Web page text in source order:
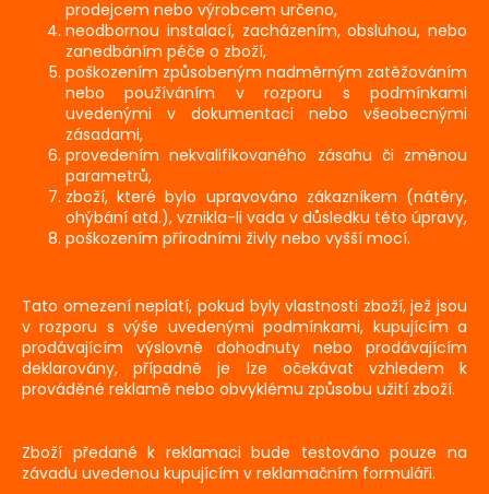
prodejcem nebo výrobcem určeno,
neodbornou instalací, zacházením, obsluhou, nebo
zanedbáním péče o zboží,
poškozením způsobeným nadměrným zatěžováním
nebo používáním v rozporu s podmínkami
uvedenými v dokumentaci nebo všeobecnými
zásadami,
provedením nekvalifikovaného zásahu či změnou
parametrů,
zboží, které bylo upravováno zákazníkem (nátěry,
ohýbání atd.), vznikla-li vada v důsledku této úpravy,
poškozením přírodními živly nebo vyšší mocí.
Tato omezení neplatí, pokud byly vlastnosti zboží, jež jsou
v rozporu s výše uvedenými podmínkami, kupujícím a
prodávajícím výslovně dohodnuty nebo prodávajícím
deklarovány, případně je lze očekávat vzhledem k
prováděné reklamě nebo obvyklému způsobu užití zboží.
Zboží předané k reklamaci bude testováno pouze na
závadu uvedenou kupujícím v reklamačním formuláři.